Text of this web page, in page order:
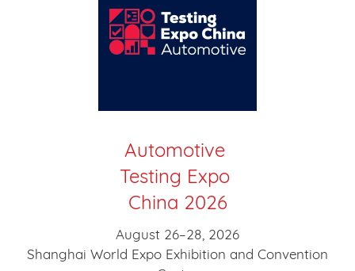
Automotive
Testing Expo
China 2026
August 26–28, 2026
Shanghai World Expo Exhibition and Convention